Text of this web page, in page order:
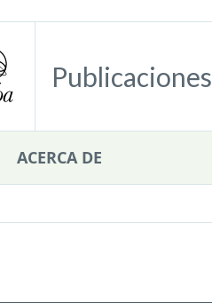
Publicaciones
ACERCA DE